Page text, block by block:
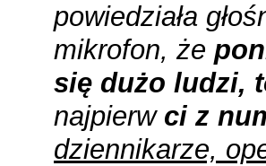
powiedziała
mikrofon, że
się dużo ludzi,
najpierw ci z
dziennikarze,